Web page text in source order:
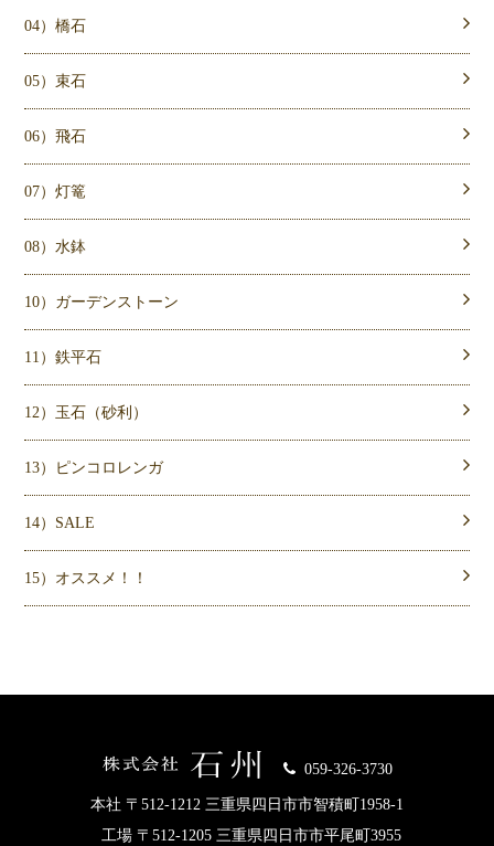
04）橋石
05）束石
06）飛石
07）灯篭
08）水鉢
10）ガーデンストーン
11）鉄平石
12）玉石（砂利）
13）ピンコロレンガ
14）SALE
15）オススメ！！
059-326-3730
本社 〒512-1212 三重県四日市市智積町1958-1
工場 〒512-1205 三重県四日市市平尾町3955